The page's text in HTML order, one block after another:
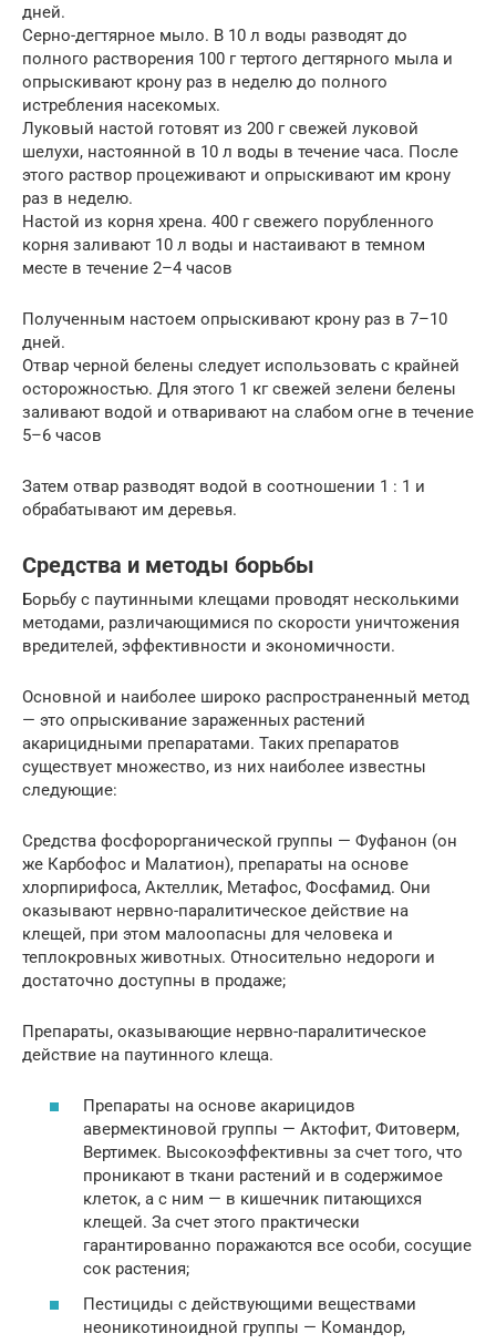
дней.
Серно-дегтярное мыло. В 10 л воды разводят до
полного растворения 100 г тертого дегтярного мыла и
опрыскивают крону раз в неделю до полного
истребления насекомых.
Луковый настой готовят из 200 г свежей луковой
шелухи, настоянной в 10 л воды в течение часа. После
этого раствор процеживают и опрыскивают им крону
раз в неделю.
Настой из корня хрена. 400 г свежего порубленного
корня заливают 10 л воды и настаивают в темном
месте в течение 2–4 часов
Полученным настоем опрыскивают крону раз в 7–10
дней.
Отвар черной белены следует использовать с крайней
осторожностью. Для этого 1 кг свежей зелени белены
заливают водой и отваривают на слабом огне в течение
5–6 часов
Затем отвар разводят водой в соотношении 1 : 1 и
обрабатывают им деревья.
Средства и методы борьбы
Борьбу с паутинными клещами проводят несколькими
методами, различающимися по скорости уничтожения
вредителей, эффективности и экономичности.
Основной и наиболее широко распространенный метод
— это опрыскивание зараженных растений
акарицидными препаратами. Таких препаратов
существует множество, из них наиболее известны
следующие:
Средства фосфорорганической группы — Фуфанон (он
же Карбофос и Малатион), препараты на основе
хлорпирифоса, Актеллик, Метафос, Фосфамид. Они
оказывают нервно-паралитическое действие на
клещей, при этом малоопасны для человека и
теплокровных животных. Относительно недороги и
достаточно доступны в продаже;
Препараты, оказывающие нервно-паралитическое
действие на паутинного клеща.
Препараты на основе акарицидов
авермектиновой группы — Актофит, Фитоверм,
Вертимек. Высокоэффективны за счет того, что
проникают в ткани растений и в содержимое
клеток, а с ним — в кишечник питающихся
клещей. За счет этого практически
гарантированно поражаются все особи, сосущие
сок растения;
Пестициды с действующими веществами
неоникотиноидной группы — Командор,